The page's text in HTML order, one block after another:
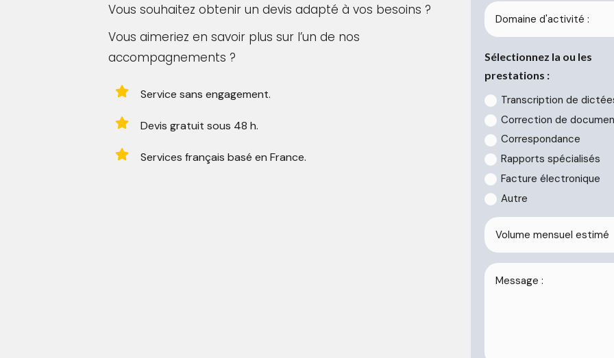
Vous souhaitez obtenir un devis adapté à vos besoins ?
Vous aimeriez en savoir plus sur l’un de nos
accompagnements ?
 Service sans engagement.
 Devis gratuit sous 48 h.
 Services français basé en France.
Sélectionnez la ou les
prestations :
Transcription de
Correction de
Correspondance
Rapports spécialisés
Facture électronique
Autre